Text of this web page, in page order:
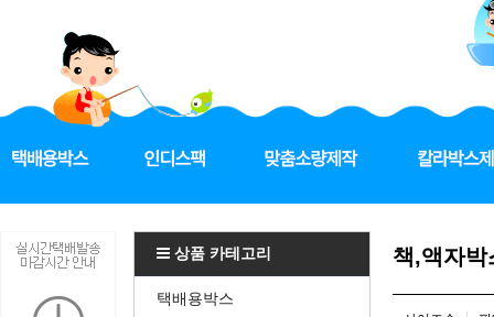
상품 카테고리
택배용박스
책,액자